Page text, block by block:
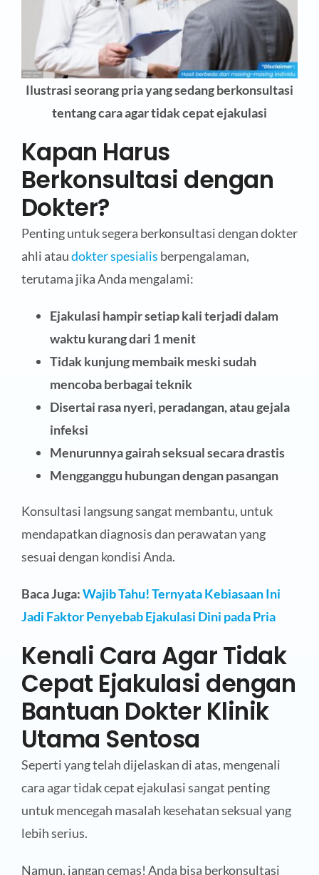
Ilustrasi seorang pria yang sedang berkonsultasi
tentang cara agar tidak cepat ejakulasi
Kapan Harus
Berkonsultasi dengan
Dokter?
Penting untuk segera berkonsultasi dengan dokter
ahli ataudokter spesialis berpengalaman,
terutama jika Anda mengalami:
Ejakulasi hampir setiap kali terjadi dalam
waktu kurang dari 1 menit
Tidak kunjung membaik meski sudah
mencoba berbagai teknik
Disertai rasa nyeri, peradangan, atau gejala
infeksi
Menurunnya gairah seksual secara drastis
Mengganggu hubungan dengan pasangan
Konsultasi langsung sangat membantu, untuk
mendapatkan diagnosis dan perawatan yang
sesuai dengan kondisi Anda.
Baca Juga:Wajib Tahu! Ternyata Kebiasaan Ini
Jadi Faktor Penyebab Ejakulasi Dini pada Pria
Kenali Cara Agar Tidak
Cepat Ejakulasi dengan
Bantuan Dokter Klinik
Utama Sentosa
Seperti yang telah dijelaskan di atas, mengenali
cara agar tidak cepat ejakulasi sangat penting
untuk mencegah masalah kesehatan seksual yang
lebih serius.
Namun, jangan cemas! Anda bisa berkonsultasi